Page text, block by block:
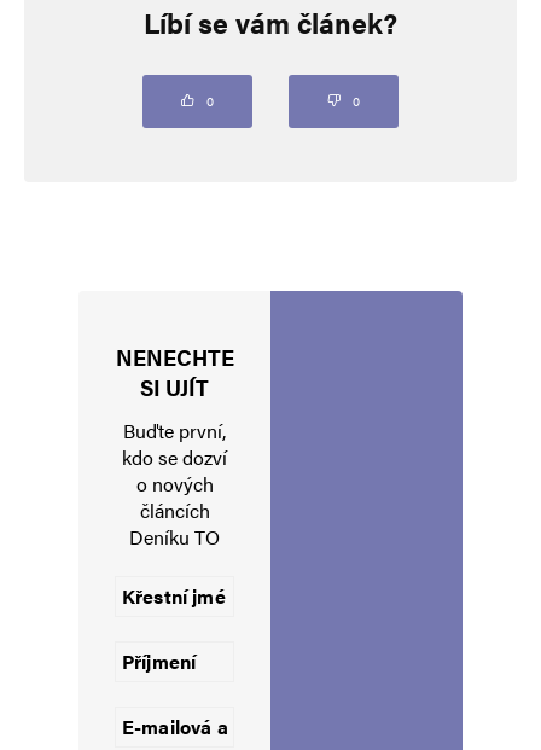
Vaše e-mailová adresa nebude zveřejněna. Vyžadované informace jsou
Uložit do prohlížeče jméno, e-mail a webovou stránku pro budoucí
Informujte mě o nových komentářích e-mailem.
Líbí se vám článek?
0 0
NENECHTE
SI UJÍT
Buďte první,
kdo se dozví
o nových
článcích
Deníku TO